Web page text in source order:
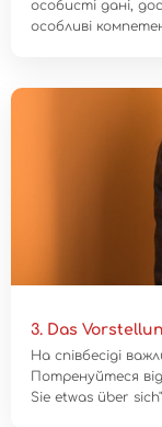
особисті дані,
особливі
3. Das
На співбесіді
Потренуйтеся
Sie etwas über